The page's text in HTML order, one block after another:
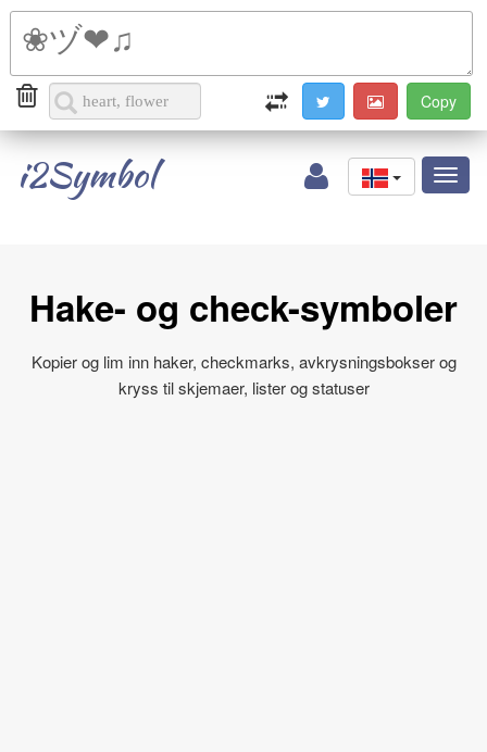
i2Symbol
Hake- og check-symboler
Kopier og lim inn haker, checkmarks, avkrysningsbokser og
kryss til skjemaer, lister og statuser